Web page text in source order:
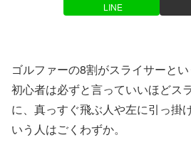
LINE
ゴルファーの8割がスライサーとい
初心者は必ずと言っていいほどス
に、真っすぐ飛ぶ人や左に引っ掛
いう人はごくわずか。